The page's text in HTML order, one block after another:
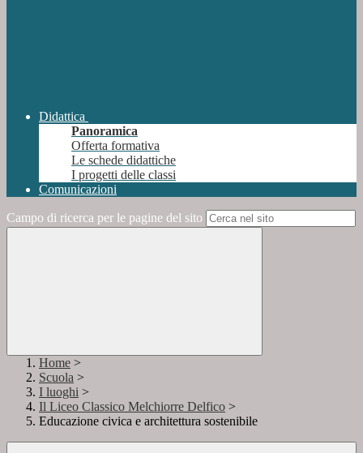
Didattica
Panoramica
Offerta formativa
Le schede didattiche
I progetti delle classi
Comunicazioni
Campo di ricerca per le pagine del sito
Home >
Scuola >
I luoghi >
Il Liceo Classico Melchiorre Delfico >
Educazione civica e architettura sostenibile